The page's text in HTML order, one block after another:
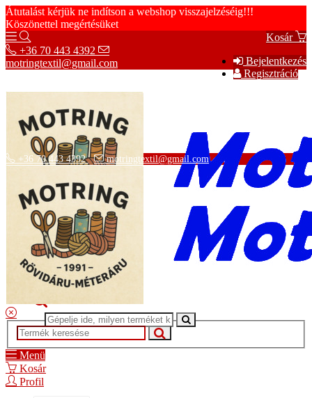
Átutalást kérjük ne indítson a webshop visszajelzéséig!!!
Köszönettel megértésüket
Kosár
Bejelentkezés
Regisztráció
+36 70 443 4392
motringtextil@gmail.com
Adatvédelmi tájékoztató
ÁSZF
Szállítási információk
+36 70 443 4392 motringtextil@gmail.com
Menü
Kosár
Profil